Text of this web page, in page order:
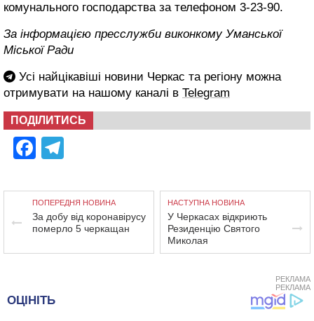
комунального господарства за телефоном 3-23-90.
За інформацією пресслужби виконкому Уманської
Міської Ради
Усі найцікавіші новини Черкас та регіону можна
отримувати на нашому каналі в Telegram
ПОДІЛИТИСЬ
Facebook
ПОПЕРЕДНЯ НОВИНА
За добу від коронавірусу
померло 5 черкащан
НАСТУПНА НОВИНА
У Черкасах відкриють
Резиденцію Святого
Миколая
РЕКЛАМА
РЕКЛАМА